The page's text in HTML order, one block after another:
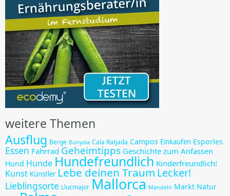
weitere Themen
Ausflug Berge Bunyola Cala Ratjada Campos Einkaufen Esporles
Essen Fahrrad Geheimtipps Geschichte zum Anfassen
Hund Hunde Hundefreundlich Kinderfreundlich!
Kunst Künstler Lebe deinen Traum Lecker!
Lieblingsorte Llucmajor Mallorca Mandeln Markt Natur